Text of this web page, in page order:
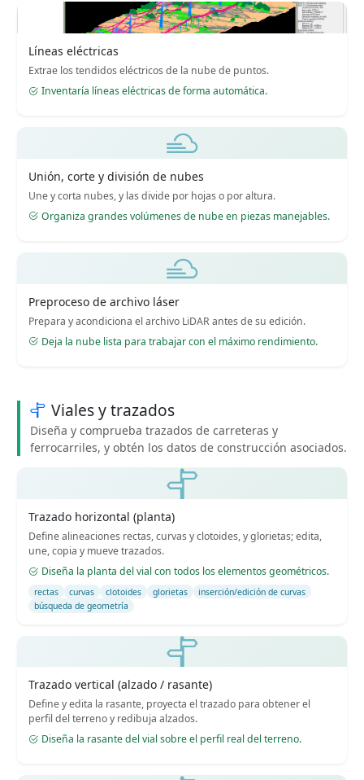
Líneas eléctricas
Extrae los tendidos eléctricos de la nube de puntos.
Inventaría líneas eléctricas de forma automática.
Unión, corte y división de nubes
Une y corta nubes, y las divide por hojas o por altura.
Organiza grandes volúmenes de nube en piezas manejables.
Preproceso de archivo láser
Prepara y acondiciona el archivo LiDAR antes de su edición.
Deja la nube lista para trabajar con el máximo rendimiento.
Viales y trazados
Diseña y comprueba trazados de carreteras y
ferrocarriles, y obtén los datos de construcción asociados.
Trazado horizontal (planta)
Define alineaciones rectas, curvas y clotoides, y glorietas; edita,
une, copia y mueve trazados.
Diseña la planta del vial con todos los elementos geométricos.
rectas curvas clotoides glorietas
inserción/edición de curvas
búsqueda de geometría
Trazado vertical (alzado / rasante)
Define y edita la rasante, proyecta el trazado para obtener el
perfil del terreno y redibuja alzados.
Diseña la rasante del vial sobre el perfil real del terreno.